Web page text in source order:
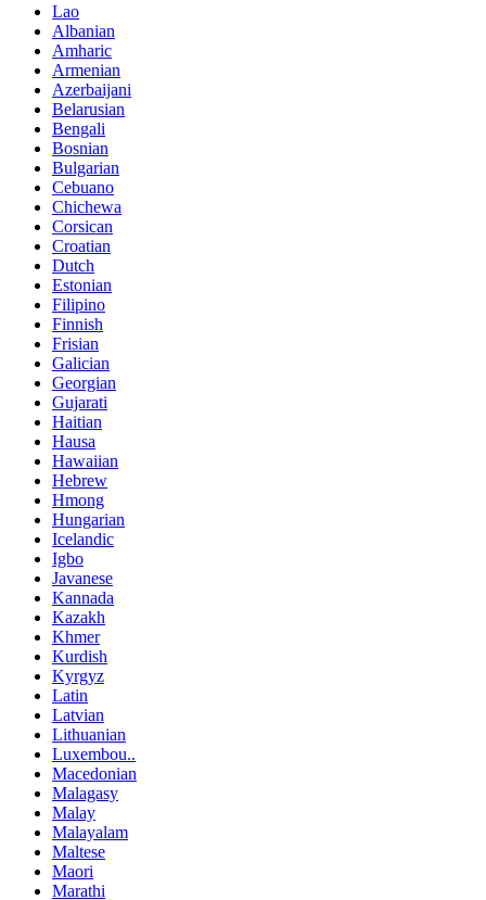
Lao
Albanian
Amharic
Armenian
Azerbaijani
Belarusian
Bengali
Bosnian
Bulgarian
Cebuano
Chichewa
Corsican
Croatian
Dutch
Estonian
Filipino
Finnish
Frisian
Galician
Georgian
Gujarati
Haitian
Hausa
Hawaiian
Hebrew
Hmong
Hungarian
Icelandic
Igbo
Javanese
Kannada
Kazakh
Khmer
Kurdish
Kyrgyz
Latin
Latvian
Lithuanian
Luxembou..
Macedonian
Malagasy
Malay
Malayalam
Maltese
Maori
Marathi